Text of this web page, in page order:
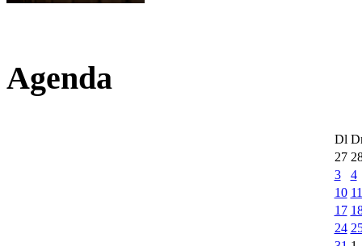
Agenda
Dl
27
3
4
10 11
17
24